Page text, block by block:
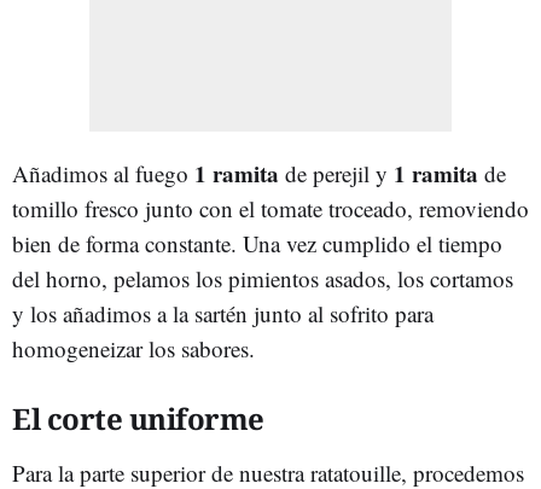
Añadimos al fuego 1 ramita de perejil y 1 ramita de
tomillo fresco junto con el tomate troceado, removiendo
bien de forma constante. Una vez cumplido el tiempo
del horno, pelamos los pimientos asados, los cortamos
y los añadimos a la sartén junto al sofrito para
homogeneizar los sabores.
El corte uniforme
Para la parte superior de nuestra ratatouille, procedemos